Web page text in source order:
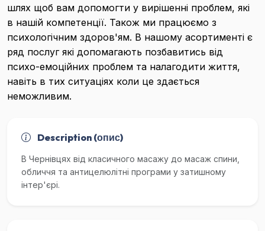
шлях щоб вам допомогти у вирішенні проблем, які
в нашій компетенції. Також ми працюємо з
психологічним здоров'ям. В нашому асортименті є
ряд послуг які допомагають позбавитись від
психо-емоційних проблем та налагодити життя,
навіть в тих ситуаціях коли це здається
неможливим.
Description (опис)
В Чернівцях від класичного масажу до масаж спини,
обличчя та антицелюлітні програми у затишному
інтер'єрі.